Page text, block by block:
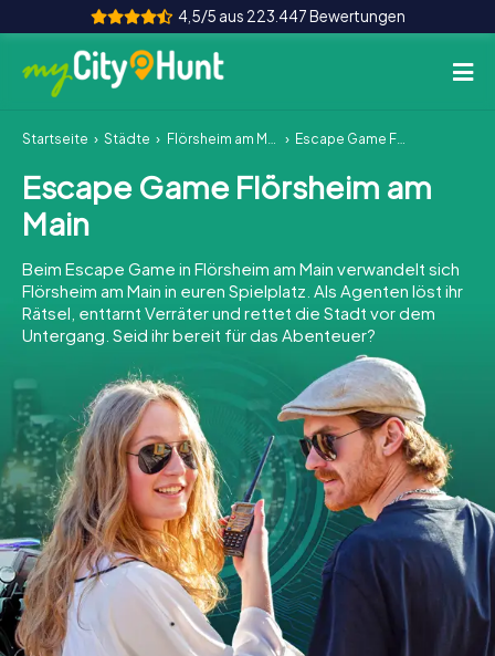
4,5/5 aus 223.447 Bewertungen
So funktioniert's
Städte
Teamevent
Tickets
INT AT CH
DE
ES
FR UK
IE
IT
NL
Tickets buchen
Gutscheine bestellen
Startseite Städte Flörsheim am Main Escape Game Flörsheim am Main
Escape Game Flörsheim am
Main
Beim Escape Game in Flörsheim am Main verwandelt sich
Flörsheim am Main in euren Spielplatz. Als Agenten löst ihr
Rätsel, enttarnt Verräter und rettet die Stadt vor dem
Untergang. Seid ihr bereit für das Abenteuer?